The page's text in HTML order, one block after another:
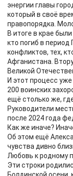
энергии главы
который в своё
правопорядка.
В итоге в крае
кто погиб в
конфликтов, тех,
Афганистана.
Великой
И этот процесс
200 воинских
ещё столько же,
Руководители
после 2024 года
Как же иначе?
Об этом ещё
чувства дивно
Любовь к родному
Эти строки